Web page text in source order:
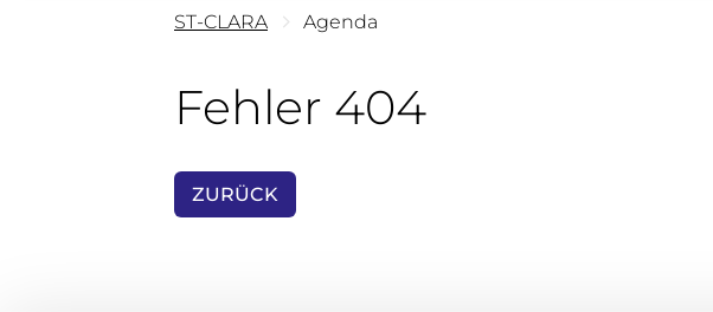
ST-CLARA Agenda
Fehler 404
ZURÜCK